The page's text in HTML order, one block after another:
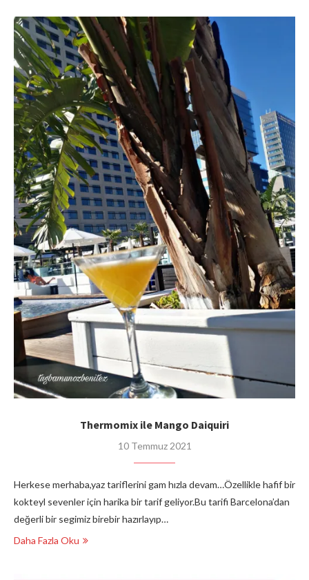
Thermomix ile Mango Daiquiri
10 Temmuz 2021
Herkese merhaba,yaz tariflerini gam hızla devam…Özellikle hafif bir
kokteyl sevenler için harika bir tarif geliyor.Bu tarifi Barcelona’dan
değerli bir segimiz birebir hazırlayıp…
Daha Fazla Oku